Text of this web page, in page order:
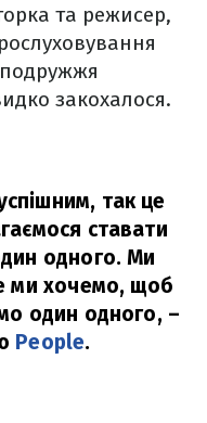
та режисер,
закохалося.
так це
ставати
одного. Ми
ми хочемо, щоб
один одного, –
People.